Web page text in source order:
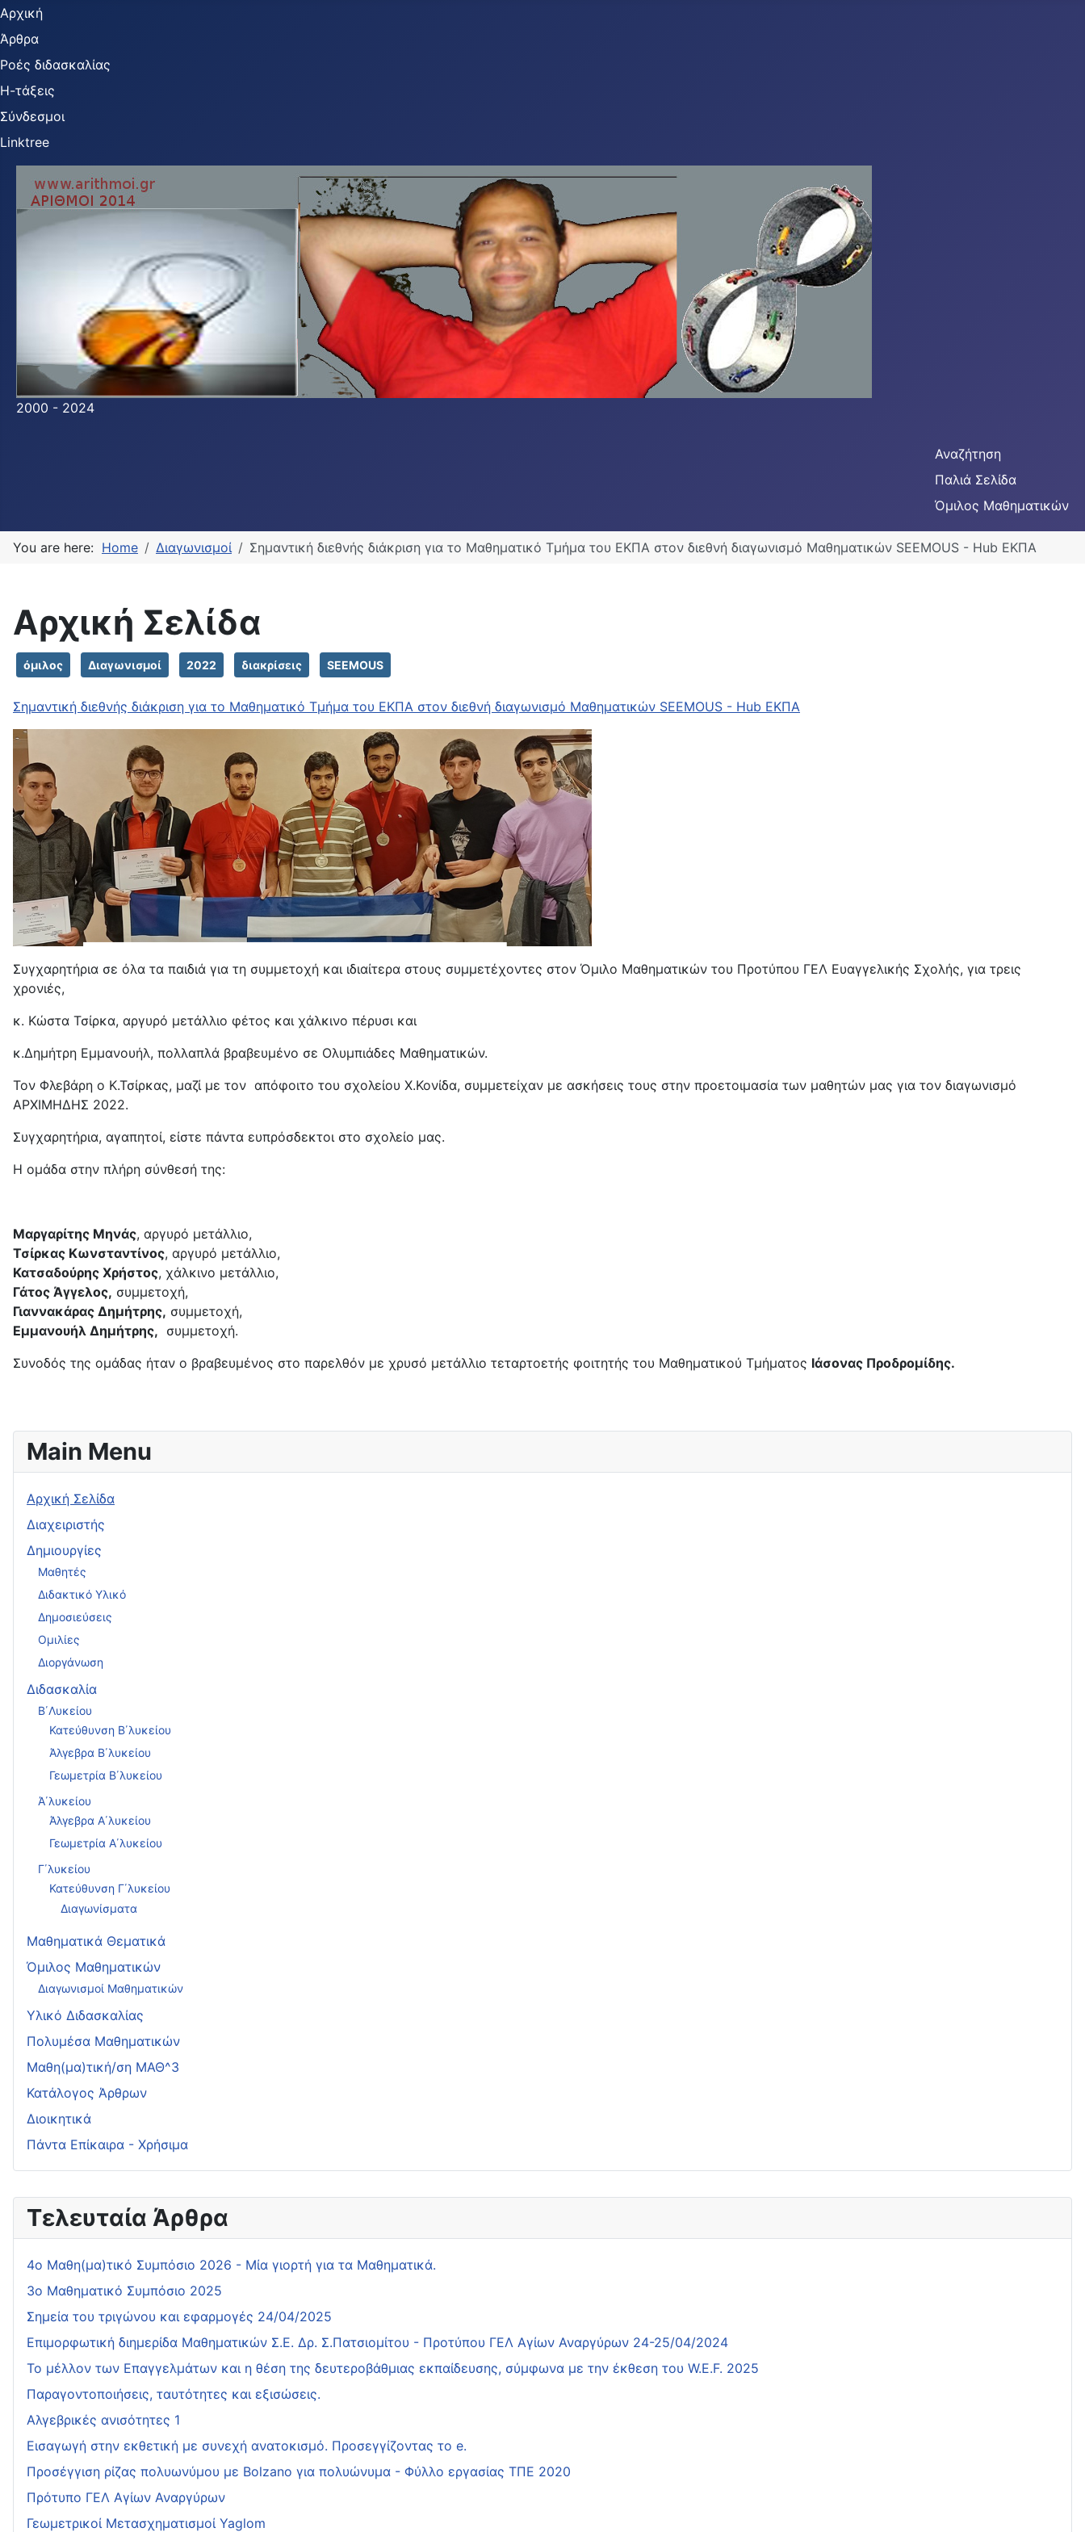
Αρχική
Άρθρα
Ροές διδασκαλίας
Η-τάξεις
Σύνδεσμοι
Linktree
2000 - 2024
Αναζήτηση
Παλιά Σελίδα
Όμιλος Μαθηματικών
You are here: Home Διαγωνισμοί Σημαντική διεθνής διάκριση για το Μαθηματικό Τμήμα του ΕΚΠΑ στον διεθνή διαγωνισμό Μαθηματικών SEEMOUS - Hub ΕΚΠΑ
Τελευταία Άρθρα
4o Μαθη(μα)τικό Συμπόσιο 2026 - Μία γιορτή για τα Μαθηματικά.
3ο Μαθηματικό Συμπόσιο 2025
Σημεία του τριγώνου και εφαρμογές 24/04/2025
Επιμορφωτική διημερίδα Μαθηματικών Σ.Ε. Δρ. Σ.Πατσιομίτου - Προτύπου ΓΕΛ Αγίων Αναργύρων 24-25/04/2024
Το μέλλον των Επαγγελμάτων και η θέση της δευτεροβάθμιας εκπαίδευσης, σύμφωνα με την έκθεση του W.E.F. 2025
Παραγοντοποιήσεις, ταυτότητες και εξισώσεις.
Αλγεβρικές ανισότητες 1
Εισαγωγή στην εκθετική με συνεχή ανατοκισμό. Προσεγγίζοντας το e.
Προσέγγιση ρίζας πολυωνύμου με Bolzano για πολυώνυμα - Φύλλο εργασίας ΤΠΕ 2020
Πρότυπο ΓΕΛ Αγίων Αναργύρων
Γεωμετρικοί Μετασχηματισμοί Yaglom
Αρχική Σελίδα
όμιλος Διαγωνισμοί 2022 διακρίσεις SEEMOUS
Σημαντική διεθνής διάκριση για το Μαθηματικό Τμήμα του ΕΚΠΑ στον διεθνή διαγωνισμό Μαθηματικών SEEMOUS - Hub ΕΚΠΑ
Συγχαρητήρια σε όλα τα παιδιά για τη συμμετοχή και ιδιαίτερα στους συμμετέχοντες στον Όμιλο Μαθηματικών του Προτύπου ΓΕΛ Ευαγγελικής Σχολής, για τρεις
χρονιές,
κ. Κώστα Τσίρκα, αργυρό μετάλλιο φέτος και χάλκινο πέρυσι και
κ.Δημήτρη Εμμανουήλ, πολλαπλά βραβευμένο σε Ολυμπιάδες Μαθηματικών.
Τον Φλεβάρη ο Κ.Τσίρκας, μαζί με τον απόφοιτο του σχολείου Χ.Κονίδα, συμμετείχαν με ασκήσεις τους στην προετοιμασία των μαθητών μας για τον διαγωνισμό
ΑΡΧΙΜΗΔΗΣ 2022.
Συγχαρητήρια, αγαπητοί, είστε πάντα ευπρόσδεκτοι στο σχολείο μας.
Η ομάδα στην πλήρη σύνθεσή της:
Μαργαρίτης Μηνάς, αργυρό μετάλλιο,
Τσίρκας Κωνσταντίνος, αργυρό μετάλλιο,
Κατσαδούρης Χρήστος, χάλκινο μετάλλιο,
Γάτος Άγγελος, συμμετοχή,
Γιαννακάρας Δημήτρης, συμμετοχή,
Εμμανουήλ Δημήτρης, συμμετοχή.
Συνοδός της ομάδας ήταν ο βραβευμένος στο παρελθόν με χρυσό μετάλλιο τεταρτοετής φοιτητής του Μαθηματικού Τμήματος Ιάσονας Προδρομίδης.
Main Menu
Αρχική Σελίδα
Διαχειριστής
Δημιουργίες
Μαθητές
Διδακτικό Υλικό
Δημοσιεύσεις
Ομιλίες
Διοργάνωση
Διδασκαλία
Β΄Λυκείου
Κατεύθυνση Β΄λυκείου
Άλγεβρα Β΄λυκείου
Γεωμετρία Β΄λυκείου
Ά΄λυκείου
Άλγεβρα Α΄λυκείου
Γεωμετρία Α΄λυκείου
Γ΄λυκείου
Κατεύθυνση Γ΄λυκείου
Διαγωνίσματα
Μαθηματικά Θεματικά
Όμιλος Μαθηματικών
Διαγωνισμοί Μαθηματικών
Υλικό Διδασκαλίας
Πολυμέσα Μαθηματικών
Μαθη(μα)τική/ση ΜΑΘ^3
Κατάλογος Άρθρων
Διοικητικά
Πάντα Επίκαιρα - Χρήσιμα